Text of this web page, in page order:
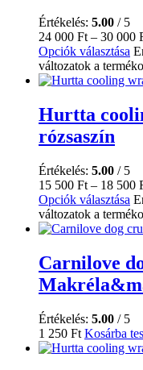
Értékelés: 5.00 / 5
24 000 Ft – 30 000
Opciók választása
változatok a
Hurtta
rózsaszín
Értékelés: 5.00 / 5
15 500 Ft – 18 500
Opciók választása
változatok a
Carnilove
Értékelés: 5.00 / 5
1 250 Ft Kosárba